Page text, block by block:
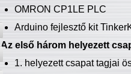
OMRON CP1LE PLC
Arduino fejlesztő kit
Az első három helyezett
1. helyezett csapat tagjai